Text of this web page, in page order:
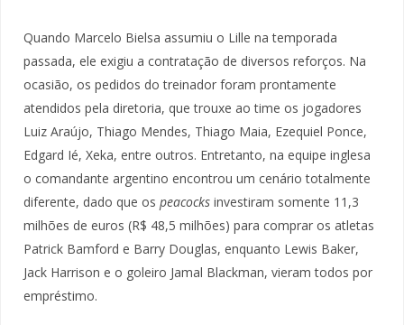
Quando Marcelo Bielsa assumiu o Lille na temporada
passada, ele exigiu a contratação de diversos reforços. Na
ocasião, os pedidos do treinador foram prontamente
atendidos pela diretoria, que trouxe ao time os jogadores
Luiz Araújo, Thiago Mendes, Thiago Maia, Ezequiel Ponce,
Edgard Ié, Xeka, entre outros. Entretanto, na equipe inglesa
o comandante argentino encontrou um cenário totalmente
diferente, dado que os peacocks investiram somente 11,3
milhões de euros (R$ 48,5 milhões) para comprar os atletas
Patrick Bamford e Barry Douglas, enquanto Lewis Baker,
Jack Harrison e o goleiro Jamal Blackman, vieram todos por
empréstimo.